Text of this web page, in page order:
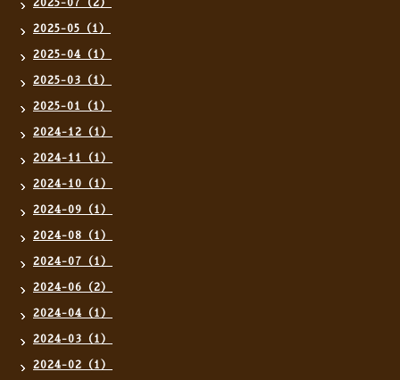
2025-07（2）
2025-05（1）
2025-04（1）
2025-03（1）
2025-01（1）
2024-12（1）
2024-11（1）
2024-10（1）
2024-09（1）
2024-08（1）
2024-07（1）
2024-06（2）
2024-04（1）
2024-03（1）
2024-02（1）